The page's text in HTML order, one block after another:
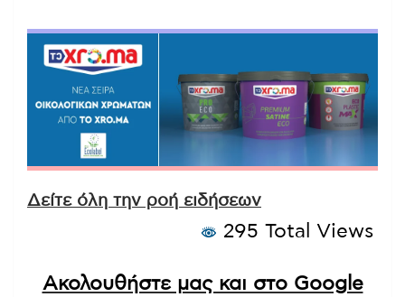
Δείτε όλη την ροή ειδήσεων
295 Total Views
Ακολουθήστε μας και στο Google